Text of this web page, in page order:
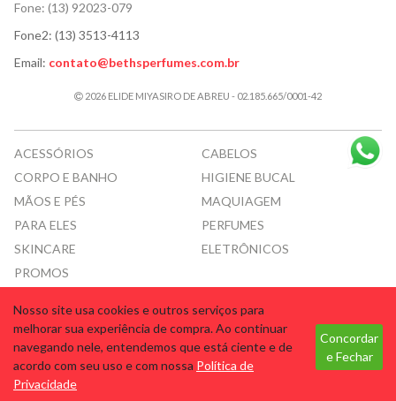
Nosso site usa cookies e outros serviços para
melhorar sua experiência de compra. Ao continuar
navegando nele, entendemos que está ciente e de
acordo com seu uso e com nossa Política de
Privacidade
Concordar
e Fechar
Fone: (13) 92023-079
Fone2: (13) 3513-4113
Email: contato@bethsperfumes.com.br
2026 ELIDE MIYASIRO DE ABREU - 02.185.665/0001-42
ACESSÓRIOS
CABELOS
CORPO E BANHO
HIGIENE BUCAL
MÃOS E PÉS
MAQUIAGEM
PARA ELES
PERFUMES
SKINCARE
ELETRÔNICOS
PROMOS
Tecnologia